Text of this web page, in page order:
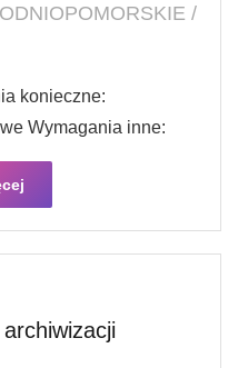
/
konieczne:
Wymagania inne: